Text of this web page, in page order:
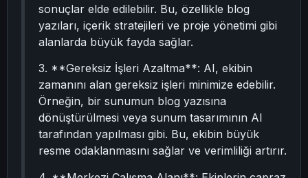
sonuçlar elde edilebilir. Bu, özellikle blog
yazıları, içerik stratejileri ve proje yönetimi gibi
alanlarda büyük fayda sağlar.
3. **Gereksiz İşleri Azaltma**: AI, ekibin
zamanını alan gereksiz işleri minimize edebilir.
Örneğin, bir sunumun blog yazısına
dönüştürülmesi veya sunum tasarımının AI
tarafından yapılması gibi. Bu, ekibin büyük
resme odaklanmasını sağlar ve verimliliği artırır.